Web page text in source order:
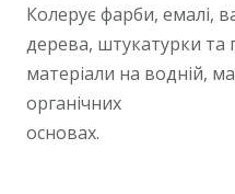
Колерує фарби, емалі,
дерева, штукатурки та
матеріали на водній,
органічних